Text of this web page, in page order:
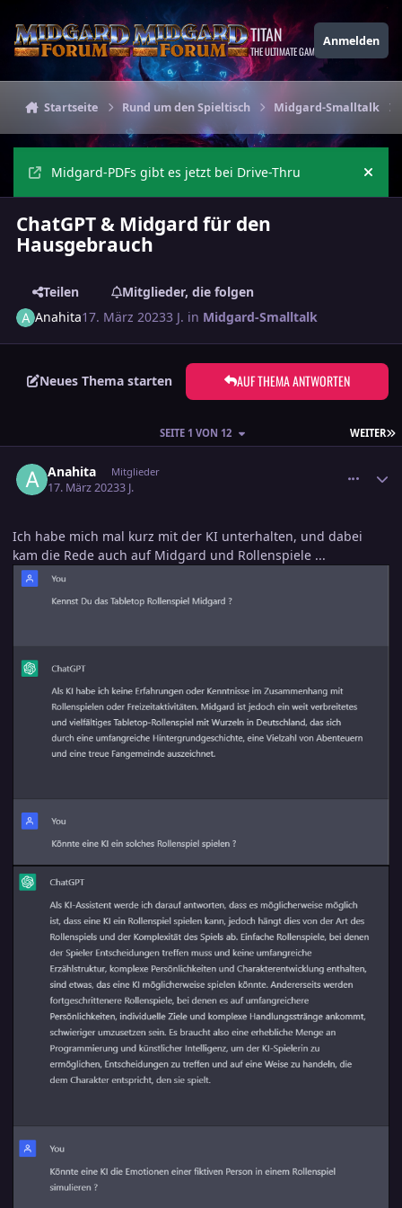
TITAN
THE ULTIMATE GAMING THEME
Anmelden
Startseite Rund um den Spieltisch Midgard-Smalltalk
Midgard-PDFs gibt es jetzt bei Drive-Thru
ChatGPT & Midgard für den
Hausgebrauch
Teilen
Mitglieder, die folgen
Anahita17. März 20233 J. in Midgard-Smalltalk
Neues Thema starten AUF THEMA ANTWORTEN
WEITER
SEITE 1 VON 12
Anahita Mitglieder
17. März 20233 J.
Ich habe mich mal kurz mit der KI unterhalten, und dabei
kam die Rede auch auf Midgard und Rollenspiele ...